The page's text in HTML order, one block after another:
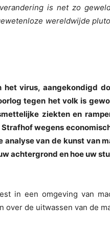
is net zo
wereldwijde
virus, aangekondigd
tegen het volk is
ziekten en
wegens
analyse van de kunst van
achtergrond en hoe uw
in een omgeving van
over de uitwassen van de